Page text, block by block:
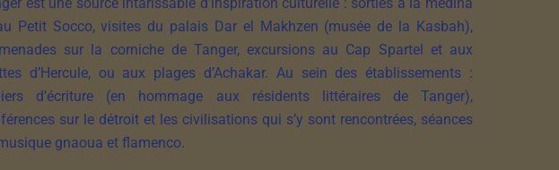
Petit Socco, visites du palais Dar el Makhzen (musée de la Kasbah),
sur la corniche de Tanger, excursions au Cap Spartel et aux
d’Hercule, ou aux plages d’Achakar. Au sein des établissements :
d’écriture (en hommage aux résidents littéraires de Tanger),
sur le détroit et les civilisations qui s’y sont rencontrées, séances
gnaoua et flamenco.